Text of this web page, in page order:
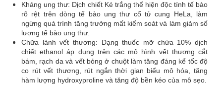
Kháng ung thư: Dịch chiết Ké trắng thể hiện độc tính tế bào
rõ rệt trên dòng tế bào ung thư cổ tử cung HeLa, làm
ngừng quá trình tăng trưởng mất kiểm soát và làm giảm số
lượng tế bào ung thư.
Chữa lành vết thương: Dạng thuốc mỡ chứa 10% dịch
chiết ethanol áp dụng trên các mô hình vết thương cắt
bám, rạch da và vết bỏng ở chuột làm tăng đáng kể tốc độ
co rút vết thương, rút ngắn thời gian biểu mô hóa, tăng
hàm lượng hydroxyproline và tăng độ bền kéo của mô sẹo.